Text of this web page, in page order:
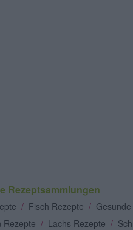
Rezeptsammlungen
/ Fisch Rezepte /
Rezepte / Lachs Rezepte /